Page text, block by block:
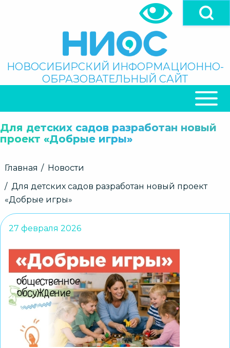
Поиск
НОВОСИБИРСКИЙ ИНФОРМАЦИОННО-
ОБРАЗОВАТЕЛЬНЫЙ САЙТ
НАВИГАЦИЯ
Для детских садов разработан новый
проект «Добрые игры»
Строка
Главная
Новости
Для детских садов разработан новый проект
«Добрые игры»
27 февраля 2026